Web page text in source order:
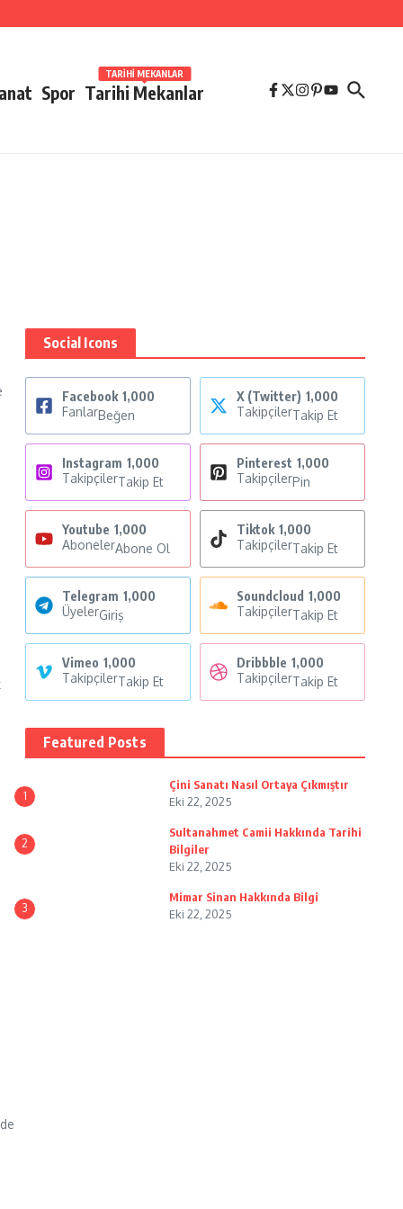
Spor Tarihi Mekanlar
TARIHI MEKANLAR
Social Icons
Facebook 1,000
FanlarBeğen
X (Twitter) 1,000
TakipçilerTakip Et
Instagram 1,000
TakipçilerTakip Et
Pinterest 1,000
TakipçilerPin
Youtube 1,000
AbonelerAbone Ol
Tiktok 1,000
TakipçilerTakip Et
Telegram 1,000
ÜyelerGiriş
Soundcloud 1,000
TakipçilerTakip Et
Vimeo 1,000
TakipçilerTakip Et
Dribbble 1,000
TakipçilerTakip Et
Featured Posts
1
Çini Sanatı Nasıl Ortaya Çıkmıştır
Eki 22, 2025
2
Sultanahmet Camii Hakkında Tarihi
Bilgiler
Eki 22, 2025
3
Mimar Sinan Hakkında Bilgi
Eki 22, 2025